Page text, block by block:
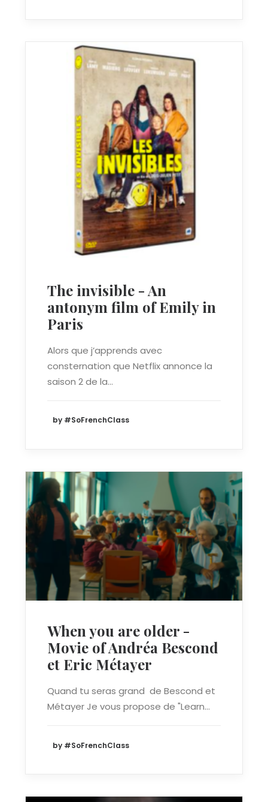
The invisible - An
antonym film of Emily in
Paris
Alors que j’apprends avec
consternation que Netflix annonce la
saison 2 de la…
by #SoFrenchClass
When you are older -
Movie of Andréa Bescond
et Eric Métayer
Quand tu seras grand de Bescond et
Métayer Je vous propose de "Learn…
by #SoFrenchClass